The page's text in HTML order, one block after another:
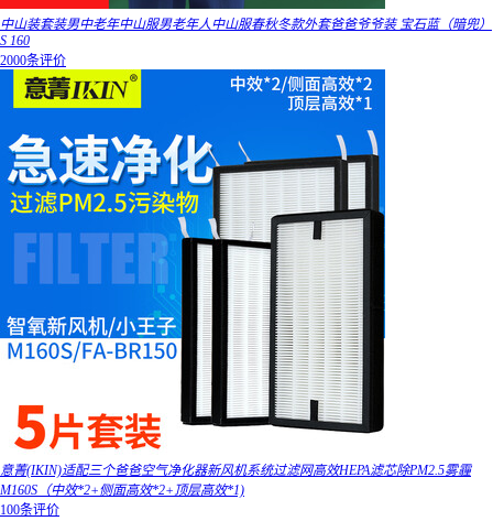
中山装套装男中老年中山服男老年人中山服春秋冬款外套爸爸爷爷装 宝石蓝（暗兜）
S 160
2000条评价
意菁(IKIN)适配三个爸爸空气净化器新风机系统过滤网高效HEPA滤芯除PM2.5雾霾
M160S（中效*2+侧面高效*2+顶层高效*1)
100条评价